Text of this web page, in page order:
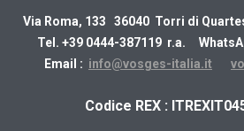
Via Roma, 133 36040 Torri di
Tel. +39 0444-387119 r.a.
Email : info@vosges-italia.it
​Codice REX :